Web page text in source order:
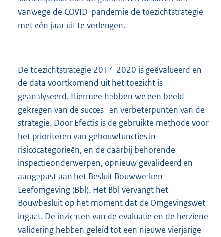
vanwege de COVID-pandemie de toezichtstrategie
met één jaar uit te verlengen.
De toezichtstrategie 2017-2020 is geëvalueerd en
de data voortkomend uit het toezicht is
geanalyseerd. Hiermee hebben we een beeld
gekregen van de succes- en verbeterpunten van de
strategie. Door Efectis is de gebruikte methode voor
het prioriteren van gebouwfuncties in
risicocategorieën, en de daarbij behorende
inspectieonderwerpen, opnieuw gevalideerd en
aangepast aan het Besluit Bouwwerken
Leefomgeving (Bbl). Het Bbl vervangt het
Bouwbesluit op het moment dat de Omgevingswet
ingaat. De inzichten van de evaluatie en de herziene
validering hebben geleid tot een nieuwe vierjarige